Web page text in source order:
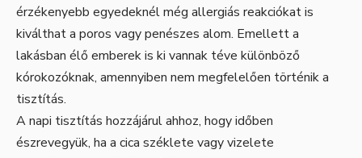
érzékenyebb egyedeknél még allergiás reakciókat is
kiválthat a poros vagy penészes alom. Emellett a
lakásban élő emberek is ki vannak téve különböző
kórokozóknak, amennyiben nem megfelelően történik a
tisztítás.
A napi tisztítás hozzájárul ahhoz, hogy időben
észrevegyük, ha a cica széklete vagy vizelete